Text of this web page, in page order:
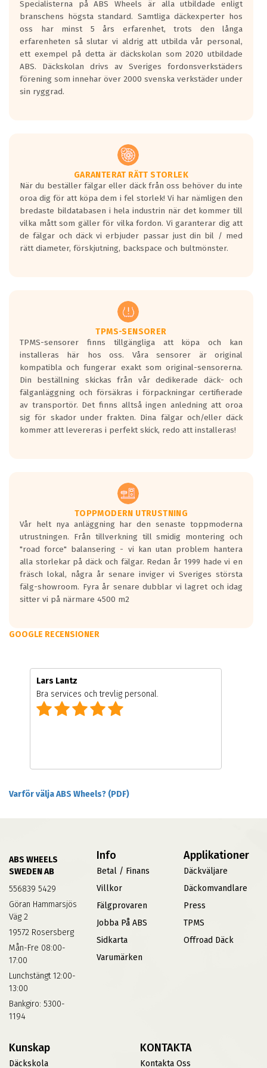
längsta.
Inga D eller G betyg delas ut för
personbilar och lätta lastbilar.
Betyget sätts efter ett test där däcken
skall bromsa in på en väg där det ligger
0.5-1.5 mm vatten.
I 80km/h kommer skillnaden på
Vid körning i över 50km/h brukar
rullmotståndets ljud överträffa
motorljudet.
På däckmärkningen kommer det finnas
en symbol av ett däck med vågar. Hög
bullernivå markeras med svarta vågor
medans de vita vågorna påvisar om det är
ett tyst däck.
regelverket som introduceras år 2016.
Ett däck med två svarta vågor är redan
godkända för år 2016 nya regelverk.
Ett däck med en svart våg kommer vara
minst tre decibel tystare än det
regelverk som börjar gälla 2016.
Specialisterna på ABS Wheels är alla utbildade enligt
branschens högsta standard. Samtliga däckexperter hos
oss har minst 5 års erfarenhet, trots den långa
erfarenheten så slutar vi aldrig att utbilda vår personal,
ett exempel på detta är däckskolan som 2020 utbildade
ABS. Däckskolan drivs av Sveriges fordonsverkstäders
förening som innehar över 2000 svenska verkstäder under
sin ryggrad.
GARANTERAT RÄTT STORLEK
När du beställer fälgar eller däck från oss behöver du inte
oroa dig för att köpa dem i fel storlek! Vi har nämligen den
bredaste bildatabasen i hela industrin när det kommer till
vilka mått som gäller för vilka fordon. Vi garanterar dig att
de fälgar och däck vi erbjuder passar just din bil / med
rätt diameter, förskjutning, backspace och bultmönster.
TPMS-SENSORER
TPMS-sensorer finns tillgängliga att köpa och kan
installeras här hos oss. Våra sensorer är original
kompatibla och fungerar exakt som original-sensorerna.
Din beställning skickas från vår dedikerade däck- och
fälganläggning och försäkras i förpackningar certifierade
av transportör. Det finns alltså ingen anledning att oroa
sig för skador under frakten. Dina fälgar och/eller däck
kommer att levereras i perfekt skick, redo att installeras!
TOPPMODERN UTRUSTNING
Vår helt nya anläggning har den senaste toppmoderna
utrustningen. Från tillverkning till smidig montering och
"road force" balansering - vi kan utan problem hantera
alla storlekar på däck och fälgar. Redan år 1999 hade vi en
fräsch lokal, några år senare inviger vi Sveriges största
fälg-showroom. Fyra år senare dubblar vi lagret och idag
sitter vi på närmare 4500 m2
GOOGLE RECENSIONER
Lars Lantz
Bra services och trevlig personal.
Varför välja ABS Wheels? (PDF)
ABS WHEELS
SWEDEN AB
556839 5429
Göran Hammarsjös
Väg 2
19572 Rosersberg
Mån-Fre 08:00-
17:00
Lunchstängt 12:00-
13:00
Bankgiro: 5300-
1194
Info
Betal / Finans
Villkor
Fälgprovaren
Jobba På ABS
Sidkarta
Varumärken
Applikationer
Däckväljare
Däckomvandlare
Press
TPMS
Offroad Däck
Kunskap
Däckskola
KONTAKTA
Kontakta Oss